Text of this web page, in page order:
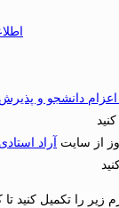
دانشجو و
از سایت آراد استادی
را تکمیل کنید تا